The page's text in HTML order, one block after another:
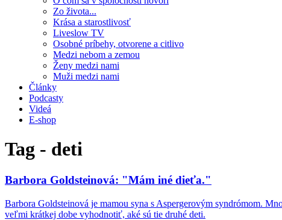
Zo života...
Krása a starostlivosť
Liveslow TV
Osobné príbehy, otvorene a citlivo
Medzi nebom a zemou
Ženy medzi nami
Muži medzi nami
Články
Podcasty
Videá
E-shop
Tag - deti
Barbora Goldsteinová: "Mám iné dieťa."
Barbora Goldsteinová je mamou syna s Aspergerovým syndrómom.
veľmi krátkej dobe vyhodnotiť, aké sú tie druhé deti.